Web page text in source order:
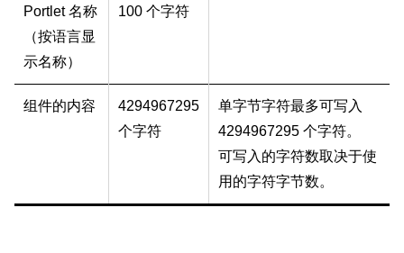
Portlet 名称
（按语言显
示名称）
100 个字符
组件的内容
4294967295
个字符
单字节字符最多可写入
4294967295 个字符。
可写入的字符数取决于使
用的字符字节数。